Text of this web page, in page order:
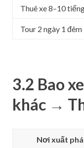
Thuê xe 8–10
Tour 2 ngày 1 đêm
3.2 Bao
khác →
Nơi xuất